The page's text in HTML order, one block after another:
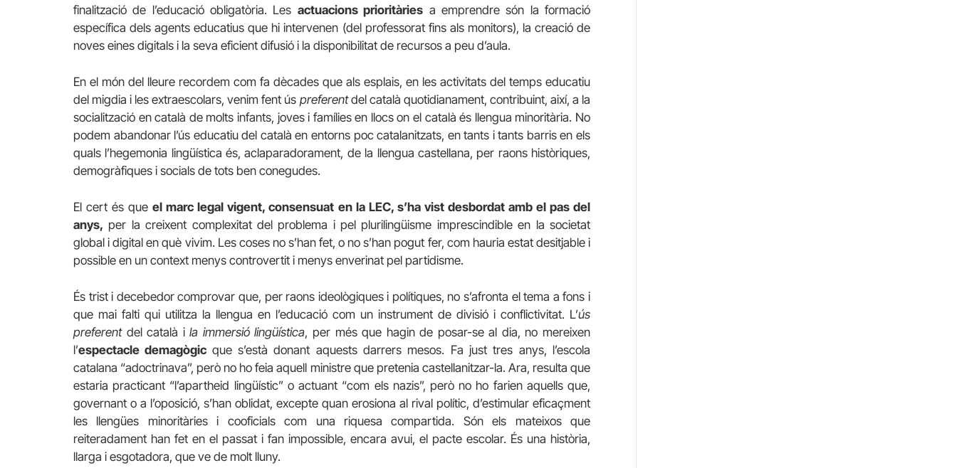
finalització de l’educació obligatòria. Les actuacions prioritàries a emprendre són la formació
específica dels agents educatius que hi intervenen (del professorat fins als monitors), la creació de
noves eines digitals i la seva eficient difusió i la disponibilitat de recursos a peu d’aula.
En el món del lleure recordem com fa dècades que als esplais, en les activitats del temps educatiu
del migdia i les extraescolars, venim fent ús preferentdel català quotidianament, contribuint, així, a la
socialització en català de molts infants, joves i famílies en llocs on el català és llengua minoritària. No
podem abandonar l’ús educatiu del català en entorns poc catalanitzats, en tants i tants barris en els
quals l’hegemonia lingüística és, aclaparadorament, de la llengua castellana, per raons històriques,
demogràfiques i socials de tots ben conegudes.
El cert és queel marc legal vigent, consensuat en la LEC, s’ha vist desbordat amb el pas del
anys, per la creixent complexitat del problema i pel plurilingüisme imprescindible en la societat
global i digital en què vivim. Les coses no s’han fet, o no s’han pogut fer, com hauria estat desitjable i
possible en un context menys controvertit i menys enverinat pel partidisme.
És trist i decebedor comprovar que, per raons ideològiques i polítiques, no s’afronta el tema a fons i
que mai falti qui utilitza la llengua en l’educació com un instrument de divisió i conflictivitat. L’ús
preferentdel català ila immersió lingüística, per més que hagin de posar-se al dia, no mereixen
l’espectacle demagògic que s’està donant aquests darrers mesos. Fa just tres anys, l’escola
catalana “adoctrinava”, però no ho feia aquell ministre que pretenia castellanitzar-la. Ara, resulta que
estaria practicant “l’apartheid lingüístic” o actuant “com els nazis”, però no ho farien aquells que,
governant o a l’oposició, s’han oblidat, excepte quan erosiona al rival polític, d’estimular eficaçment
les llengües minoritàries i cooficials com una riquesa compartida. Són els mateixos que
reiteradament han fet en el passat i fan impossible, encara avui, el pacte escolar. És una història,
llarga i esgotadora, que ve de molt lluny.